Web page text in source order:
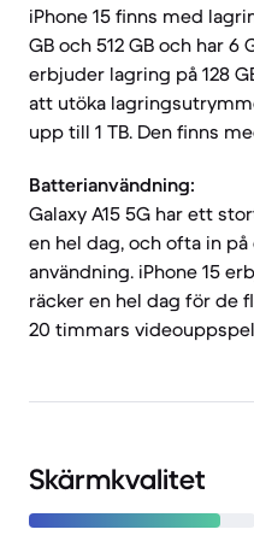
iPhone 15 finns med
GB och 512 GB och har 6
erbjuder lagring på 128
att utöka
upp till 1 TB. Den finns
Batterianvändning:
Galaxy A15 5G har ett
en hel dag, och ofta in
användning. iPhone 15
räcker en hel dag för de
20 timmars
Skärmkvalitet